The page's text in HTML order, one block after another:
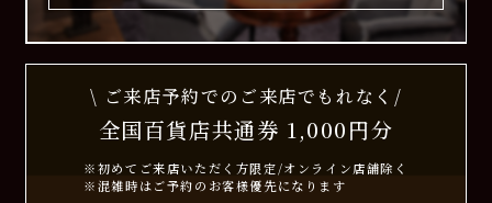
\ ご来店予約でのご来店でもれなく/
全国百貨店共通券 1,000円分
※初めてご来店いただく方限定/オンライン店舗除く
※混雑時はご予約のお客様優先になります